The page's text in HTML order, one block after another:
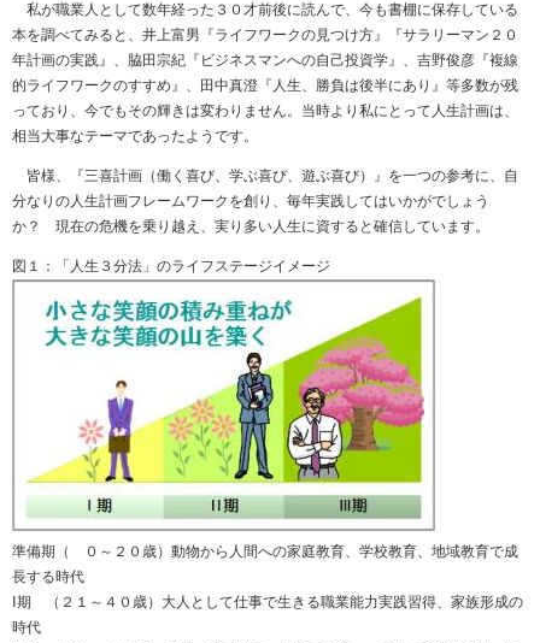
私が職業人として数年経った３０才前後に読んで、今も書棚に保存している
本を調べてみると、井上富男『ライフワークの見つけ方』『サラリーマン２０
年計画の実践』、脇田宗紀『ビジネスマンへの自己投資学』、吉野俊彦『複線
的ライフワークのすすめ』、田中真澄『人生、勝負は後半にあり』等多数が残
っており、今でもその輝きは変わりません。当時より私にとって人生計画は、
相当大事なテーマであったようです。
皆様、『三喜計画（働く喜び、学ぶ喜び、遊ぶ喜び）』を一つの参考に、自
分なりの人生計画フレームワークを創り、毎年実践してはいかがでしょう
か？ 現在の危機を乗り越え、実り多い人生に資すると確信しています。
図１：「人生３分法」のライフステージイメージ
準備期（ ０～２０歳）動物から人間への家庭教育、学校教育、地域教育で成
長する時代
Ⅰ期 （２１～４０歳）大人として仕事で生きる職業能力実践習得、家族形成の
時代